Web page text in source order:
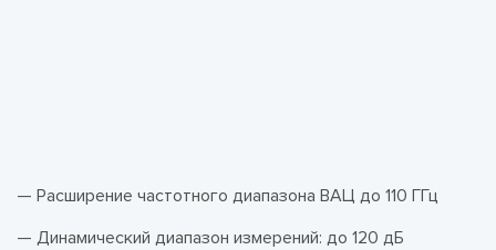
— Расширение частотного диапазона ВАЦ до 110 ГГц
— Динамический диапазон измерений: до 120 дБ